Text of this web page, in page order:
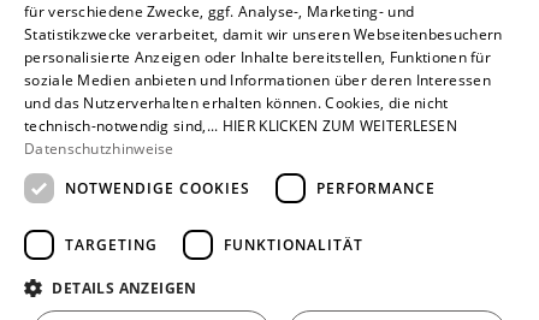
für verschiedene Zwecke, ggf. Analyse-, Marketing- und
Statistikzwecke verarbeitet, damit wir unseren Webseitenbesuchern
personalisierte Anzeigen oder Inhalte bereitstellen, Funktionen für
soziale Medien anbieten und Informationen über deren Interessen
und das Nutzerverhalten erhalten können. Cookies, die nicht
technisch-notwendig sind,... HIER KLICKEN ZUM WEITERLESEN
Datenschutzhinweise
NOTWENDIGE COOKIES
PERFORMANCE
TARGETING FUNKTIONALITÄT
DETAILS ANZEIGEN